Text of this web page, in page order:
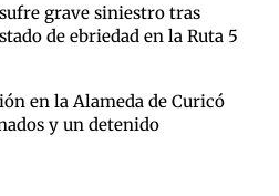
grave siniestro tras
de ebriedad en la Ruta 5
en la Alameda de Curicó
y un detenido